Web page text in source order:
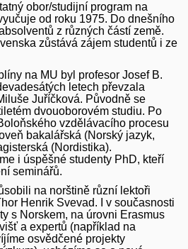
obor/studijní program na
od roku 1975. Do dnešního
z různých částí země.
zůstává zájem studentů i ze
na MU byl profesor Josef B.
letech převzala
Juříčková. Původně se
dvouoborovém studiu. Po
vzdělávacího procesu
bakalářská (Norský jazyk,
(Nordistika).
i úspěšné studenty PhD, kteří
seminářů.
na norštině různí lektoři
Henrik Svevad. I v současnosti
s Norskem, na úrovni Erasmus
a expertů (například na
osvědčené projekty